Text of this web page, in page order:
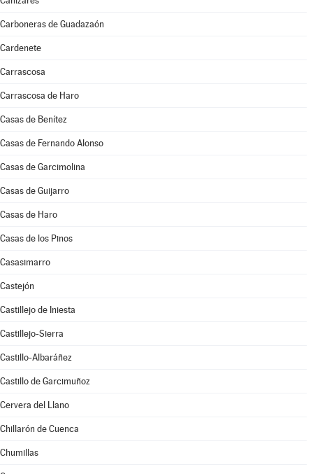
Carboneras de Guadazaón
Cardenete
Carrascosa
Carrascosa de Haro
Casas de Benítez
Casas de Fernando Alonso
Casas de Garcimolina
Casas de Guijarro
Casas de Haro
Casas de los Pinos
Casasimarro
Castejón
Castillejo de Iniesta
Castillejo-Sierra
Castillo-Albaráñez
Castillo de Garcimuñoz
Cervera del Llano
Chillarón de Cuenca
Chumillas